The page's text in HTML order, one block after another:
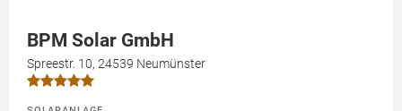
BPM Solar GmbH
Spreestr. 10, 24539 Neumünster